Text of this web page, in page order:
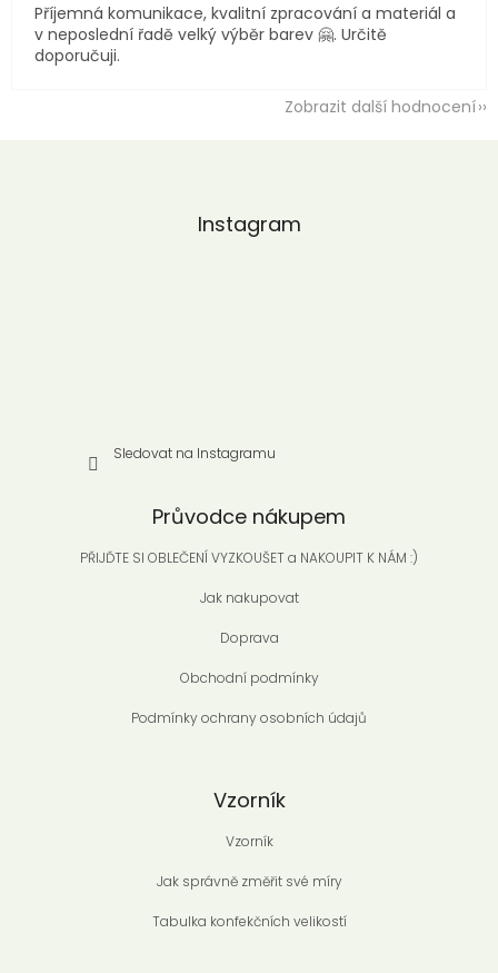
Příjemná komunikace, kvalitní zpracování a materiál a
v neposlední řadě velký výběr barev 🤗. Určitě
doporučuji.
Zobrazit další hodnocení
Instagram
Sledovat na Instagramu
Průvodce nákupem
PŘIJĎTE SI OBLEČENÍ VYZKOUŠET a NAKOUPIT K NÁM :)
Jak nakupovat
Doprava
Obchodní podmínky
Podmínky ochrany osobních údajů
Vzorník
Vzorník
Jak správně změřit své míry
Tabulka konfekčních velikostí